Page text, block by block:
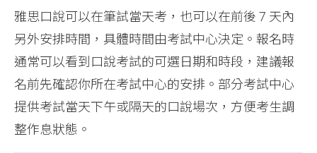
雅思口說可以在筆試當天考，也可以在前後 7 天內
另外安排時間，具體時間由考試中心決定。報名時
通常可以看到口說考試的可選日期和時段，建議報
名前先確認你所在考試中心的安排。部分考試中心
提供考試當天下午或隔天的口說場次，方便考生調
整作息狀態。